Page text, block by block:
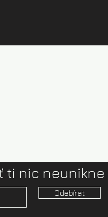
ti nic neunikne
Odebírat